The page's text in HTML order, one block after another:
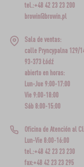
tel.:+48 42 23 23 200
browin@browin.pl
Sala de ventas:
calle Pryncypalna 129/
93-373 Łódź
abierto en horas:
Lun-Jue 9:00-17:00
Vie 9:00-18:00
Sáb 8:00-15:00
Oficina de Atención al
Lun-Vie 8:00-16:00
tel.:+48 42 23 23 230
fax:+48 42 23 23 295